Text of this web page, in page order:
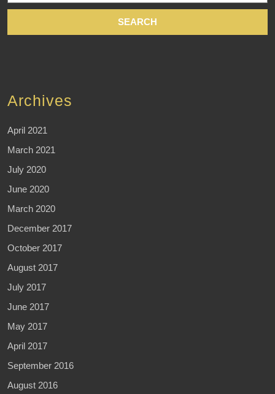
Archives
April 2021
March 2021
July 2020
June 2020
March 2020
December 2017
October 2017
August 2017
July 2017
June 2017
May 2017
April 2017
September 2016
August 2016